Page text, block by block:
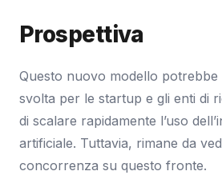
Prospettiva
Questo nuovo modello
svolta per le startup e gli enti di
di scalare rapidamente l’uso
artificiale. Tuttavia, rimane da
concorrenza su questo fronte.